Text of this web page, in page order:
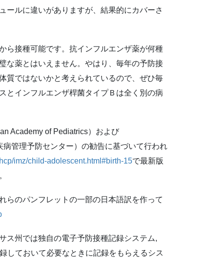
ールに違いがありますが、結果的にカバーさ
ら接種可能です。抗インフルエンザ薬が何種
な薬とはいえません。やはり、毎年の予防接
質ではないかと考えられているので、ぜひ毎
とインフルエンザ桿菌タイプＢは全く別の病
Academy of Pediatrics）および
管理予防センター）の勧告に基づいて行われ
imz/child-adolescent.html#birth-15で最新版
らのパンフレットの一部の日本語訳を作って
ス州では独自の電子予防接種記録システム,
しておいて必要なときに記録をもらえるシス